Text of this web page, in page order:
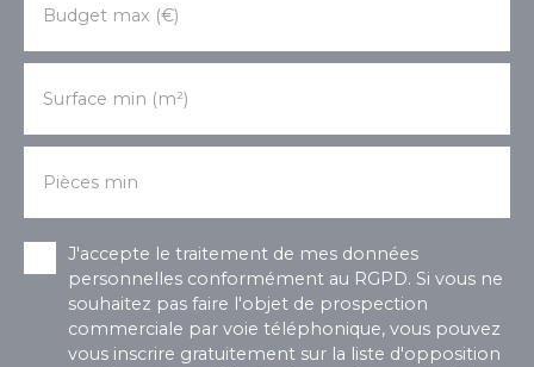
Budget max (€)
Surface min (m²)
Pièces min
J'accepte le traitement de mes données
personnelles conformément au RGPD. Si vous ne
souhaitez pas faire l'objet de prospection
commerciale par voie téléphonique, vous pouvez
vous inscrire gratuitement sur la liste d'opposition